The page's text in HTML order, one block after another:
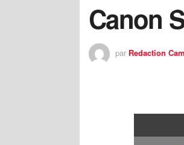
Canon
par Redaction